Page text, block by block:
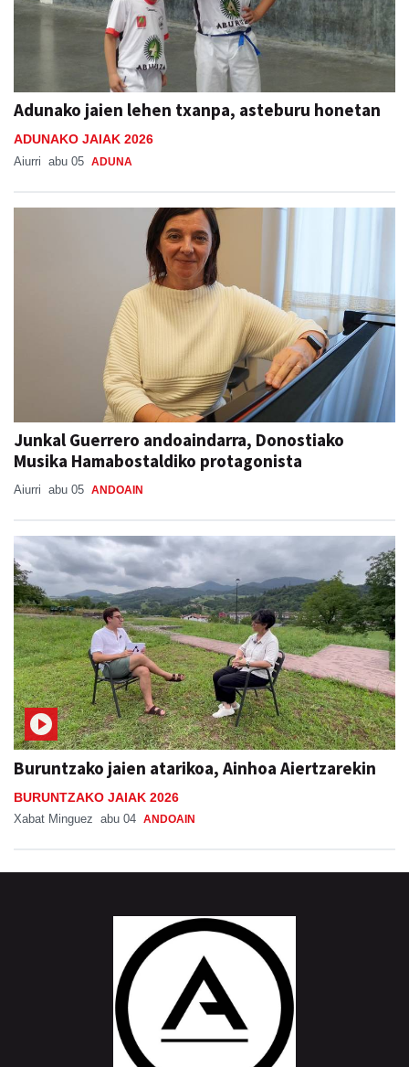
Adunako jaien lehen txanpa, asteburu honetan
ADUNAKO JAIAK 2026
Aiurri abu 05 ADUNA
Junkal Guerrero andoaindarra, Donostiako
Musika Hamabostaldiko protagonista
Aiurri abu 05 ANDOAIN
Buruntzako jaien atarikoa, Ainhoa Aiertzarekin
BURUNTZAKO JAIAK 2026
Xabat Minguez abu 04 ANDOAIN